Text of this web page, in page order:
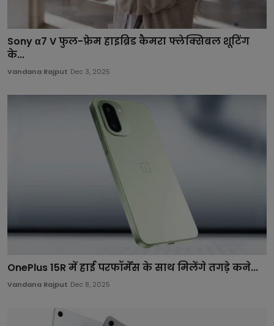
Sony α7 V फुल-फ्रेम हाइब्रिड कैमरा फ्लेक्सिबल शूटिंग
के...
Vandana Rajput Dec 3, 2025
OnePlus 15R में हाई परफॉर्मेंस के साथ मिलेंगे तगड़े कने...
Vandana Rajput Dec 8, 2025